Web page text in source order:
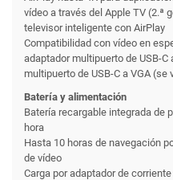
vídeo a través del Apple TV (2.ª
televisor inteligente con AirPlay
Compatibilidad con vídeo en
adaptador multipuerto de USB-C
multipuerto de USB-C a VGA (se
Batería y alimentación
Batería recargable integrada de
hora
Hasta 10 horas de navegación
de vídeo
Carga por adaptador de